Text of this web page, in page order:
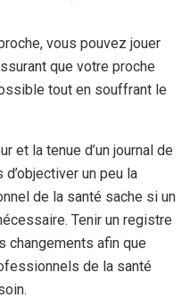
vous pouvez jouer
que votre proche
tout en souffrant le
et la tenue d’un journal de
un peu la
de la santé sache si un
Tenir un registre
changements afin que
de la santé